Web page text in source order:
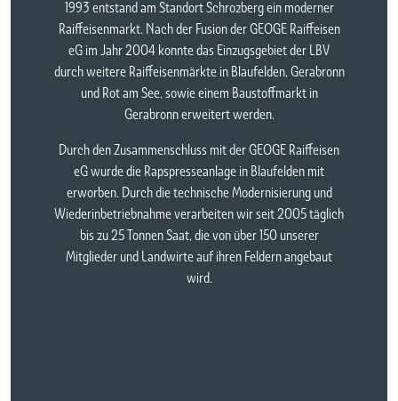
1993 entstand am Standort Schrozberg ein moderner
Raiffeisenmarkt. Nach der Fusion der GEOGE Raiffeisen
eG im Jahr 2004 konnte das Einzugsgebiet der LBV
durch weitere Raiffeisenmärkte in Blaufelden, Gerabronn
und Rot am See, sowie einem Baustoffmarkt in
Gerabronn erweitert werden.
Durch den Zusammenschluss mit der GEOGE Raiffeisen
eG wurde die Rapspresseanlage in Blaufelden mit
erworben. Durch die technische Modernisierung und
Wiederinbetriebnahme verarbeiten wir seit 2005 täglich
bis zu 25 Tonnen Saat, die von über 150 unserer
Mitglieder und Landwirte auf ihren Feldern angebaut
wird.